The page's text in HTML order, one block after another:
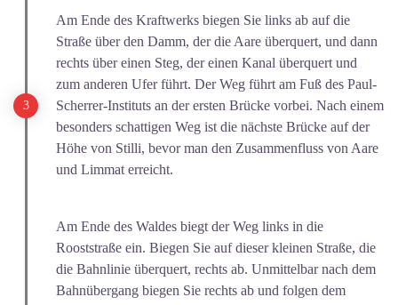
Am Ende des Kraftwerks biegen Sie links ab auf die
Straße über den Damm, der die Aare überquert, und dann
rechts über einen Steg, der einen Kanal überquert und
zum anderen Ufer führt. Der Weg führt am Fuß des Paul-
Scherrer-Instituts an der ersten Brücke vorbei. Nach einem
besonders schattigen Weg ist die nächste Brücke auf der
Höhe von Stilli, bevor man den Zusammenfluss von Aare
und Limmat erreicht.
Am Ende des Waldes biegt der Weg links in die
Rooststraße ein. Biegen Sie auf dieser kleinen Straße, die
die Bahnlinie überquert, rechts ab. Unmittelbar nach dem
Bahnübergang biegen Sie rechts ab und folgen dem